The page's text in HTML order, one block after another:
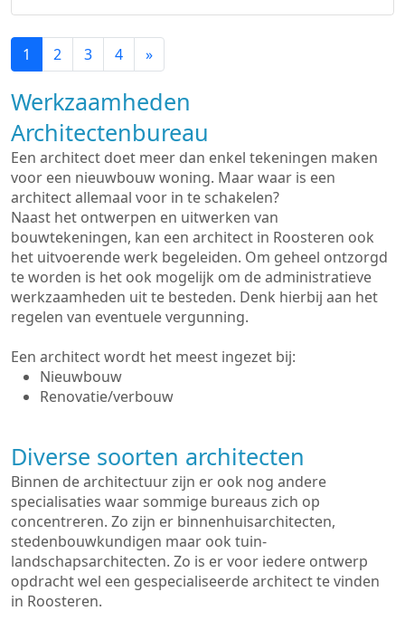
1 2 3 4 »
Werkzaamheden
Architectenbureau
Een architect doet meer dan enkel tekeningen maken
voor een nieuwbouw woning. Maar waar is een
architect allemaal voor in te schakelen?
Naast het ontwerpen en uitwerken van
bouwtekeningen, kan een architect in Roosteren ook
het uitvoerende werk begeleiden. Om geheel ontzorgd
te worden is het ook mogelijk om de administratieve
werkzaamheden uit te besteden. Denk hierbij aan het
regelen van eventuele vergunning.
Een architect wordt het meest ingezet bij:
Nieuwbouw
Renovatie/verbouw
Diverse soorten architecten
Binnen de architectuur zijn er ook nog andere
specialisaties waar sommige bureaus zich op
concentreren. Zo zijn er binnenhuisarchitecten,
stedenbouwkundigen maar ook tuin-
landschapsarchitecten. Zo is er voor iedere ontwerp
opdracht wel een gespecialiseerde architect te vinden
in Roosteren.